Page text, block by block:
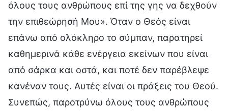
όλους τους ανθρώπους επί της γης να δεχθούν
την επιθεώρησή Μου». Όταν ο Θεός είναι
επάνω από ολόκληρο το σύμπαν, παρατηρεί
καθημερινά κάθε ενέργεια εκείνων που είναι
από σάρκα και οστά, και ποτέ δεν παρέβλεψε
κανέναν τους. Αυτές είναι οι πράξεις του Θεού.
Συνεπώς, παροτρύνω όλους τους ανθρώπους